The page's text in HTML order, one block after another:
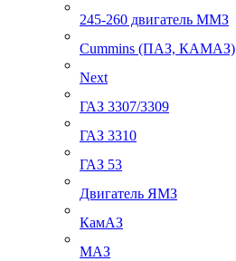
245-260 двигатель ММЗ
Cummins (ПАЗ, КАМАЗ)
Next
ГАЗ 3307/3309
ГАЗ 3310
ГАЗ 53
Двигатель ЯМЗ
КамАЗ
МАЗ